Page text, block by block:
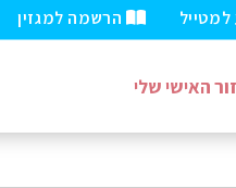
הרשמה למגזין
האישי שלי